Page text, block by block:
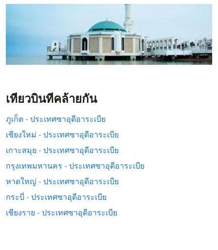
เที่ยวบินที่คล้ายกัน
ภูเก็ต - ประเทศซาอุดีอาระเบีย
เชียงใหม่ - ประเทศซาอุดีอาระเบีย
เกาะสมุย - ประเทศซาอุดีอาระเบีย
กรุงเทพมหานคร - ประเทศซาอุดีอาระเบีย
หาดใหญ่ - ประเทศซาอุดีอาระเบีย
กระบี่ - ประเทศซาอุดีอาระเบีย
เชียงราย - ประเทศซาอุดีอาระเบีย